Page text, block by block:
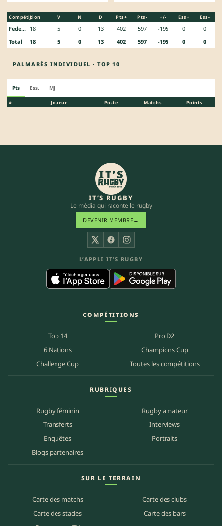
Compétition
J V N D Pts+ Pts- +/- Ess+ Ess-
Federale 3 18 5 0 13 402 597 -195 0
0
Total
18 5 0 13 402 597 -195 0 0
PALMARÈS INDIVIDUEL · TOP 10
Pts Ess. MJ
# Joueur Poste Matchs Points
IT’S RUGBY
Le média qui raconte le rugby
DEVENIR MEMBRE→
X FacebookInstagram
L’APPLI IT’S RUGBY
COMPÉTITIONS
Top 14
Pro D2
6 Nations
Champions Cup
Challenge Cup
Toutes les compétitions
RUBRIQUES
Rugby féminin
Rugby amateur
Transferts
Interviews
Enquêtes
Portraits
Blogs partenaires
SUR LE TERRAIN
Carte des matchs
Carte des clubs
Carte des stades
Carte des bars